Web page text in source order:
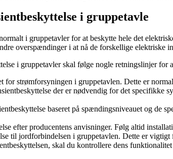
i gruppetavle
i gruppetavler for at beskytte hele det
overspændinger i at nå de forskellige elektriske
i gruppetavler skal følge nogle retningslinjer
for strømforsyningen i gruppetavlen. Dette er
der er nødvendig for det specifikke
baseret på spændingsniveauet og de
efter producentens anvisninger. Følg altid
til jordforbindelsen i gruppetavlen. Dette er
skal du kontrollere dens